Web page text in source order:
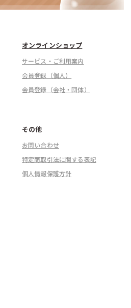
オンラインショップ
サービス・ご利用案内
会員登録（個人）
会員登録（会社・団体）
その他
お問い合わせ
特定商取引法に関する表記
個人情報保護方針